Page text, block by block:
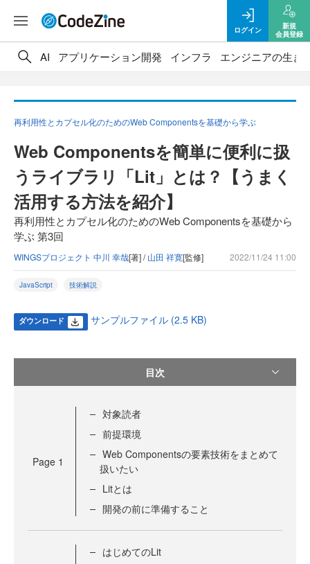
ログイン
新規
会員登録
AI アプリケーション開発 インフラ エンジニアの生き
再利用性とカプセル化のためのWeb Componentsを基礎から学ぶ
Web Componentsを簡単に便利に扱
うライブラリ「Lit」とは？【うまく
活用する方法を紹介】
再利用性とカプセル化のためのWeb Componentsを基礎から
学ぶ 第3回
WINGSプロジェクト 中川 幸哉[著] /山田 祥寛[監修] 2022/11/24 11:00
JavaScript 技術解説
ダウンロード サンプルファイル (2.5 KB)
目次
Page 1
対象読者
前提環境
Web Componentsの要素技術をまとめて
扱いたい
Litとは
開発の前に準備すること
はじめてのLit